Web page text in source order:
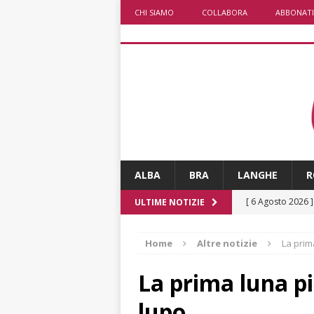
CHI SIAMO COLLABORA ABBONATI
ALBA BRA LANGHE
ULTIME NOTIZIE [ 6 Agosto 2026 ]
[ 6 Agosto 2026
1,5 milioni di
[ 6 Agosto 2026 ]
Home Altre notizie La
La prima luna